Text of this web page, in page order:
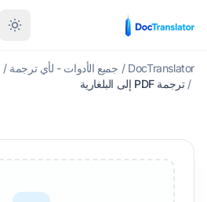
DocTranslator
/ جميع الأدوات - لأي ترجمة /
/ ترجمة PDF إلى البلغارية